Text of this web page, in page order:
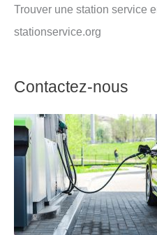
Trouver une station service
stationservice.org
Contactez-nous